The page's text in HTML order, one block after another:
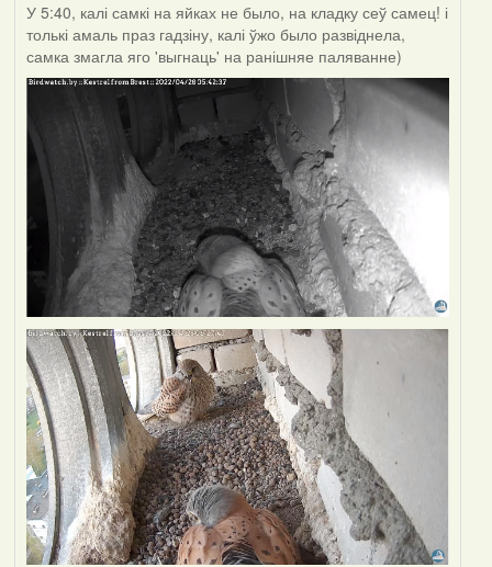
У 5:40, калі самкі на яйках не было, на кладку сеў самец! і
толькі амаль праз гадзіну, калі ўжо было развіднела,
самка змагла яго 'выгнаць' на ранішняе паляванне)